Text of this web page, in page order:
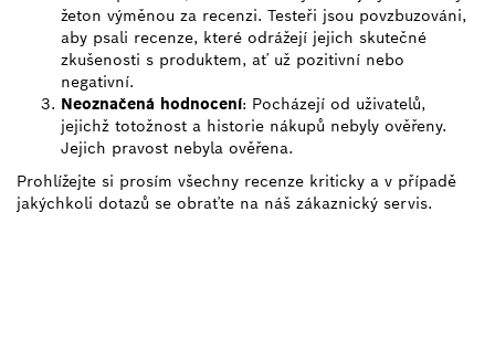
žeton výměnou za recenzi. Testeři jsou povzbuzováni,
aby psali recenze, které odrážejí jejich skutečné
zkušenosti s produktem, ať už pozitivní nebo
negativní.
Neoznačená hodnocení: Pocházejí od uživatelů,
jejichž totožnost a historie nákupů nebyly ověřeny.
Jejich pravost nebyla ověřena.
Prohlížejte si prosím všechny recenze kriticky a v případě
jakýchkoli dotazů se obraťte na náš zákaznický servis.